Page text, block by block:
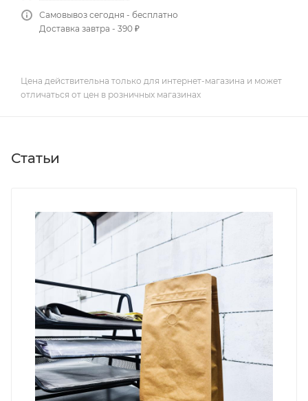
Самовывоз сегодня - бесплатно
Доставка завтра - 390 ₽
Цена действительна только для интернет-магазина и может
отличаться от цен в розничных магазинах
Статьи